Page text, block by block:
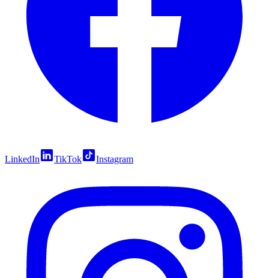
LinkedIn TikTok Instagram